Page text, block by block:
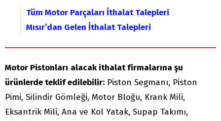
Tüm Motor Parçaları İthalat Talepleri
Mısır’dan Gelen İthalat Talepleri
Motor Pistonları alacak ithalat firmalarına şu
ürünlerde teklif edilebilir: Piston Segmanı, Piston
Pimi, Silindir Gömleği, Motor Bloğu, Krank Mili,
Eksantrik Mili, Ana ve Kol Yatak, Supap Takımı,